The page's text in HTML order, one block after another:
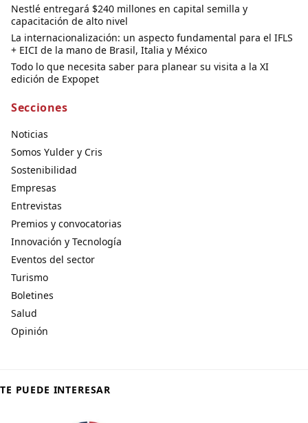
Nestlé entregará $240 millones en capital semilla y
capacitación de alto nivel
La internacionalización: un aspecto fundamental para el IFLS
+ EICI de la mano de Brasil, Italia y México
Todo lo que necesita saber para planear su visita a la XI
edición de Expopet
Secciones
Noticias
Somos Yulder y Cris
Sostenibilidad
Empresas
Entrevistas
Premios y convocatorias
Innovación y Tecnología
Eventos del sector
Turismo
Boletines
Salud
Opinión
TE PUEDE INTERESAR